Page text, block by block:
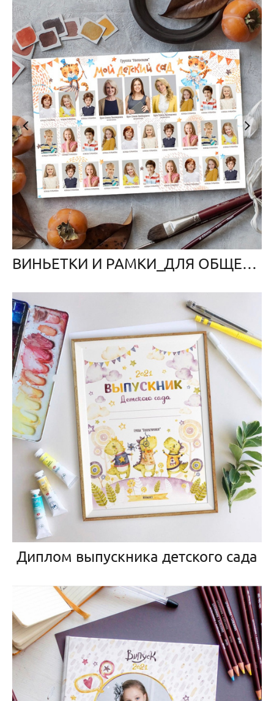
ВИНЬЕТКИ И РАМКИ_ДЛЯ ОБЩЕГО ФОТО
Диплом выпускника детского сада